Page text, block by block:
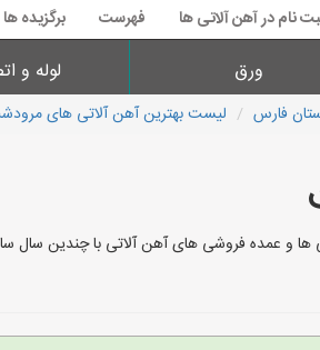
نام در آهن آلاتی ها فهرست برگزیده ها
ورق لوله و
فارس لیست بهترین آهن آلاتی های
ها و عمده فروشی های آهن آلاتی با چندین